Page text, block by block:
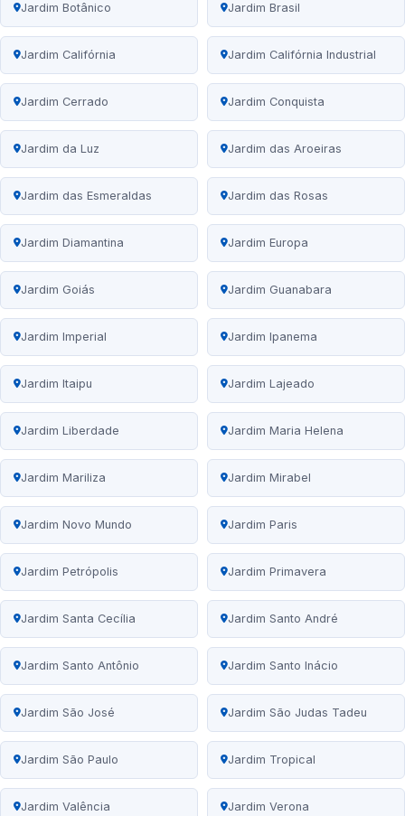
Jardim Botânico Jardim Brasil
Jardim Califórnia Jardim Califórnia Industrial
Jardim Cerrado Jardim Conquista
Jardim da Luz Jardim das Aroeiras
Jardim das Esmeraldas Jardim das Rosas
Jardim Diamantina Jardim Europa
Jardim Goiás Jardim Guanabara
Jardim Imperial Jardim Ipanema
Jardim Itaipu Jardim Lajeado
Jardim Liberdade Jardim Maria Helena
Jardim Mariliza Jardim Mirabel
Jardim Novo Mundo Jardim Paris
Jardim Petrópolis Jardim Primavera
Jardim Santa Cecília Jardim Santo André
Jardim Santo Antônio Jardim Santo Inácio
Jardim São José Jardim São Judas Tadeu
Jardim São Paulo Jardim Tropical
Jardim Valência Jardim Verona